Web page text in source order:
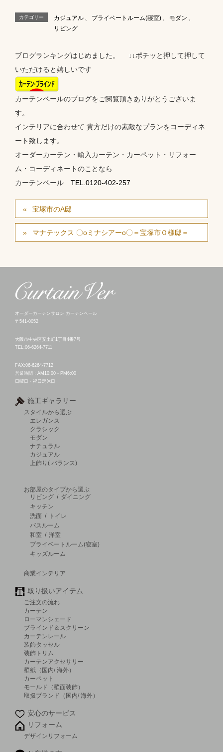
カテゴリー カジュアル 、 プライベートルーム(寝室) 、 モダン 、
リビング
ブログランキングはじめました。 ↓↓ポチッと押して押して
いただけると嬉しいです
カーテンベールのブログをご閲覧頂きありがとうございま
す。
インテリアに合わせて 貴方だけの素敵なプランをコーディネ
ート致します。
オーダーカーテン・輸入カーテン・カーペット・リフォー
ム・コーディネートのことなら
カーテンベール TEL.0120-402-257
宝塚市のA邸
マナテックス 〇оミナシアーо〇＝宝塚市Ｏ様邸＝
オーダーカーテンサロン カーテンベール
〒541-0052
大阪市中央区安土町1丁目4番7号
TEL:06-6264-7711
FAX:06-6264-7712
営業時間：AM10:00～PM6:00
日曜日・祝日定休日
施工ギャラリー
スタイルから選ぶ
エレガンス
クラシック
モダン
ナチュラル
カジュアル
上飾り( バランス)
お部屋のタイプから選ぶ
リビング / ダイニング
キッチン
洗面 /
トイレ
バスルーム
和室 / 洋室
プライベートルーム(寝室)
キッズルーム
商業インテリア
取り扱いアイテム
ご注文の流れ
カーテン
ローマンシェード
ブラインド＆スクリーン
カーテンレール
装飾タッセル
装飾トリム
カーテンアクセサリー
壁紙（国内/ 海外）
カーペット
モールド（壁面装飾）
取扱ブランド（国内/ 海外）
安心のサービス
リフォーム
デザインリフォーム